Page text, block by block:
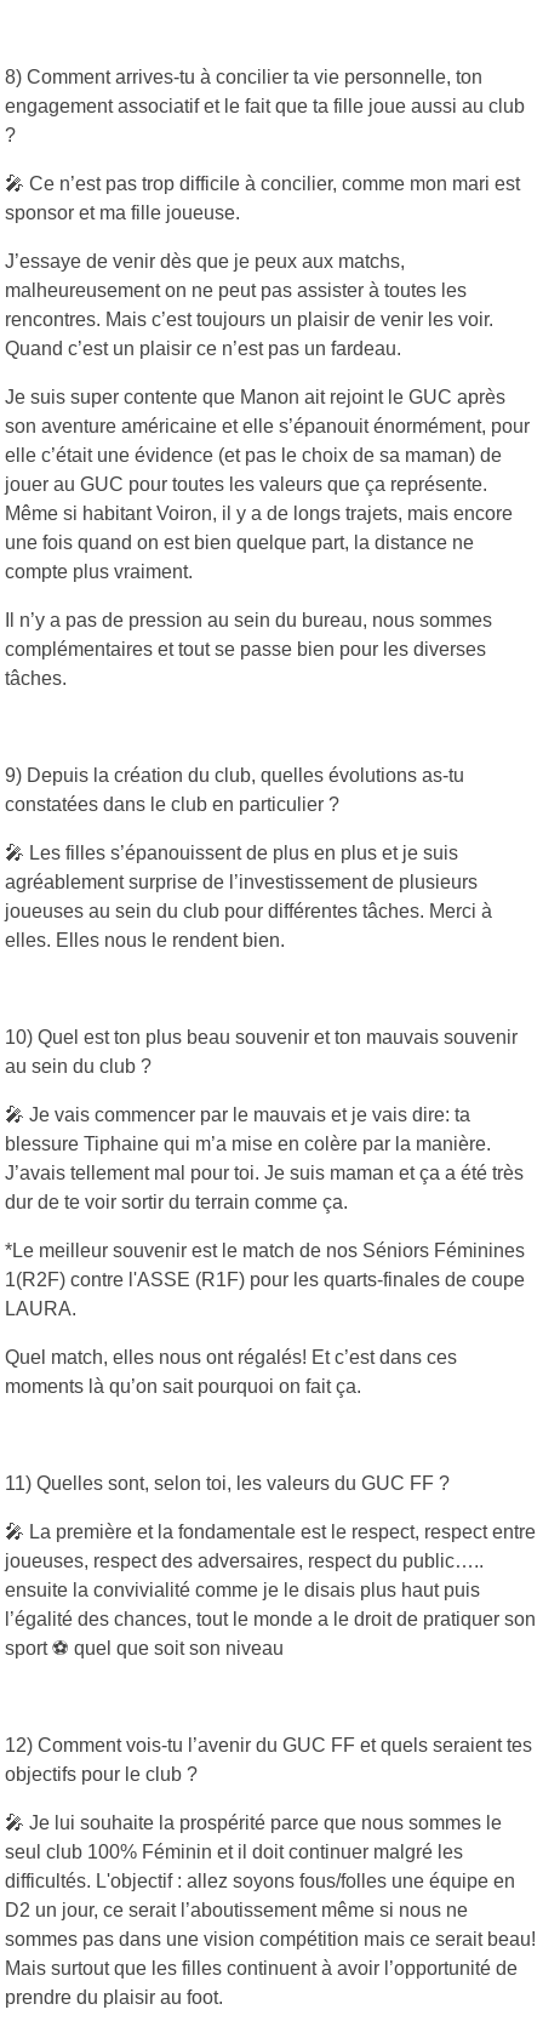
8) Comment arrives-tu à concilier ta vie personnelle, ton
engagement associatif et le fait que ta fille joue aussi au club
?
🎤 Ce n’est pas trop difficile à concilier, comme mon mari est
sponsor et ma fille joueuse.
J’essaye de venir dès que je peux aux matchs,
malheureusement on ne peut pas assister à toutes les
rencontres. Mais c’est toujours un plaisir de venir les voir.
Quand c’est un plaisir ce n’est pas un fardeau.
Je suis super contente que Manon ait rejoint le GUC après
son aventure américaine et elle s’épanouit énormément, pour
elle c’était une évidence (et pas le choix de sa maman) de
jouer au GUC pour toutes les valeurs que ça représente.
Même si habitant Voiron, il y a de longs trajets, mais encore
une fois quand on est bien quelque part, la distance ne
compte plus vraiment.
Il n’y a pas de pression au sein du bureau, nous sommes
complémentaires et tout se passe bien pour les diverses
tâches.
9) Depuis la création du club, quelles évolutions as-tu
constatées dans le club en particulier ?
🎤 Les filles s’épanouissent de plus en plus et je suis
agréablement surprise de l’investissement de plusieurs
joueuses au sein du club pour différentes tâches. Merci à
elles. Elles nous le rendent bien.
10) Quel est ton plus beau souvenir et ton mauvais souvenir
au sein du club ?
🎤 Je vais commencer par le mauvais et je vais dire: ta
blessure Tiphaine qui m’a mise en colère par la manière.
J’avais tellement mal pour toi. Je suis maman et ça a été très
dur de te voir sortir du terrain comme ça.
*Le meilleur souvenir est le match de nos Séniors Féminines
1(R2F) contre l'ASSE (R1F) pour les quarts-finales de coupe
LAURA.
Quel match, elles nous ont régalés! Et c’est dans ces
moments là qu’on sait pourquoi on fait ça.
11) Quelles sont, selon toi, les valeurs du GUC FF ?
🎤 La première et la fondamentale est le respect, respect entre
joueuses, respect des adversaires, respect du public…..
ensuite la convivialité comme je le disais plus haut puis
l’égalité des chances, tout le monde a le droit de pratiquer son
sport ⚽️ quel que soit son niveau
12) Comment vois-tu l’avenir du GUC FF et quels seraient tes
objectifs pour le club ?
🎤 Je lui souhaite la prospérité parce que nous sommes le
seul club 100% Féminin et il doit continuer malgré les
difficultés. L'objectif : allez soyons fous/folles une équipe en
D2 un jour, ce serait l’aboutissement même si nous ne
sommes pas dans une vision compétition mais ce serait beau!
Mais surtout que les filles continuent à avoir l’opportunité de
prendre du plaisir au foot.